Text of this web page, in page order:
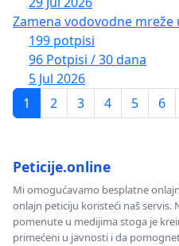
Zamena vodovodne mreže
199 potpisi
96 Potpisi / 30 dana
5 Jul 2026
1
2 3 4 5 6
Peticije.online
Mi omogućavamo besplatne
onlajn peticiju koristeći naš servis.
pomenute u medijima stoga je
primećeni u javnosti i da